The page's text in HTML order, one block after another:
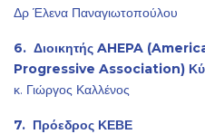
Δρ Έλενα Παναγιωτοπούλου
6. Διοικητής AHEPA
Progressive Association)
κ. Γιώργος Καλλένος
7. Πρόεδρος ΚΕΒΕ